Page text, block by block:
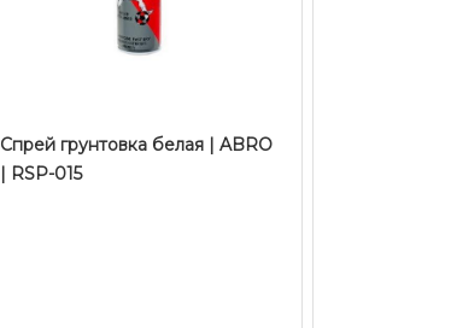
Спрей грунтовка белая | ABRO
| RSP-015